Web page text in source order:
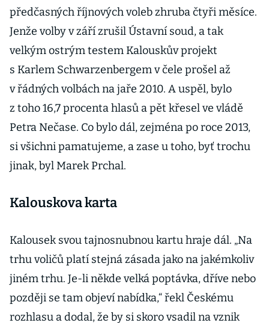
předčasných říjnových voleb zhruba čtyři měsíce.
Jenže volby v září zrušil Ústavní soud, a tak
velkým ostrým testem Kalouskův projekt
s Karlem Schwarzenbergem v čele prošel až
v řádných volbách na jaře 2010. A uspěl, bylo
z toho 16,7 procenta hlasů a pět křesel ve vládě
Petra Nečase. Co bylo dál, zejména po roce 2013,
si všichni pamatujeme, a zase u toho, byť trochu
jinak, byl Marek Prchal.
Kalouskova karta
Kalousek svou tajnosnubnou kartu hraje dál. „Na
trhu voličů platí stejná zásada jako na jakémkoliv
jiném trhu. Je-li někde velká poptávka, dříve nebo
později se tam objeví nabídka,“ řekl Českému
rozhlasu a dodal, že by si skoro vsadil na vznik